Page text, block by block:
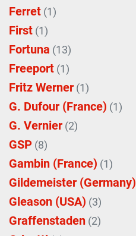
Ferret (1)
First (1)
Fortuna (13)
Freeport (1)
Fritz Werner (1)
G. Dufour (France) (1)
G. Vernier (2)
GSP (8)
Gambin (France) (1)
Gildemeister (Germany)
Gleason (USA) (3)
Graffenstaden (2)